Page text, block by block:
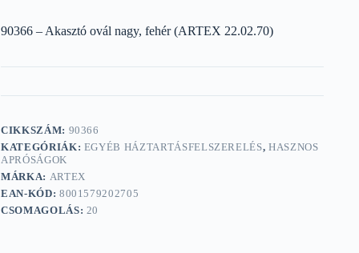
90366 – Akasztó ovál nagy, fehér (ARTEX 22.02.70)
CIKKSZÁM: 90366
KATEGÓRIÁK: EGYÉB HÁZTARTÁSFELSZERELÉS,HASZNOS
APRÓSÁGOK
MÁRKA: ARTEX
EAN-KÓD: 8001579202705
CSOMAGOLÁS: 20